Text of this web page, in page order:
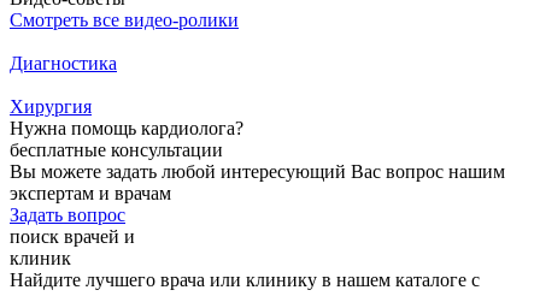
Смотреть все видео-ролики
Диагностика
Хирургия
Нужна помощь кардиолога?
бесплатные консультации
Вы можете задать любой интересующий Вас вопрос нашим
экспертам и врачам
Задать вопрос
поиск врачей и
клиник
Найдите лучшего врача или клинику в нашем каталоге с